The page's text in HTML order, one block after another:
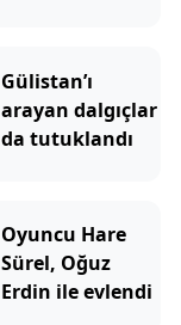
Gülistan’ı
arayan dalgıçlar
da tutuklandı
Oyuncu Hare
Sürel, Oğuz
Erdin ile evlendi